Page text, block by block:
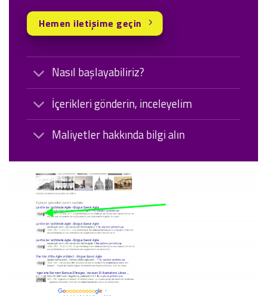
Nasıl başlayabiliriz?
İçerikleri gönderin, inceleyelim
Maliyetler hakkında bilgi alın
Hemen iletişime geçin